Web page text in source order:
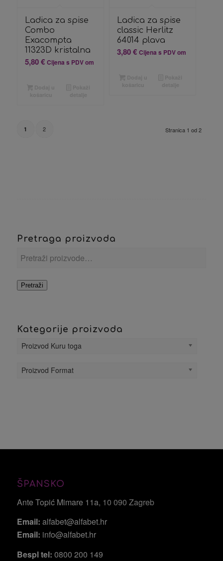
Ladica za spise
Combo
Exacompta
11323D kristalna
5,80€ Cijena s PDV om
Ladica za spise
classic Herlitz
64014 plava
3,80€ Cijena s PDV om
Stranica 1 od 2
1 2
Pretraga proizvoda
Pretraži
Kategorije proizvoda
Proizvod Kuru toga
Proizvod Format
ŠPANSKO
Ante Topić Mimare 11a, 10 090 Zagreb
Email: alfabet@alfabet.hr
Email: info@alfabet.hr
Bespl tel: 0800 200 149